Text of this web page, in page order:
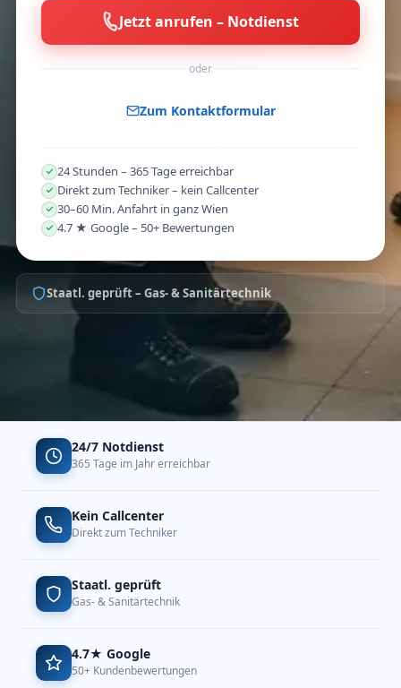
Jetzt anrufen – Notdienst
oder
Zum Kontaktformular
24 Stunden – 365 Tage erreichbar
Direkt zum Techniker – kein Callcenter
30–60 Min. Anfahrt in ganz Wien
4.7 ★ Google – 50+ Bewertungen
Staatl. geprüft – Gas- & Sanitärtechnik
24/7 Notdienst
365 Tage im Jahr erreichbar
Kein Callcenter
Direkt zum Techniker
Staatl. geprüft
Gas- & Sanitärtechnik
4.7★ Google
50+ Kundenbewertungen